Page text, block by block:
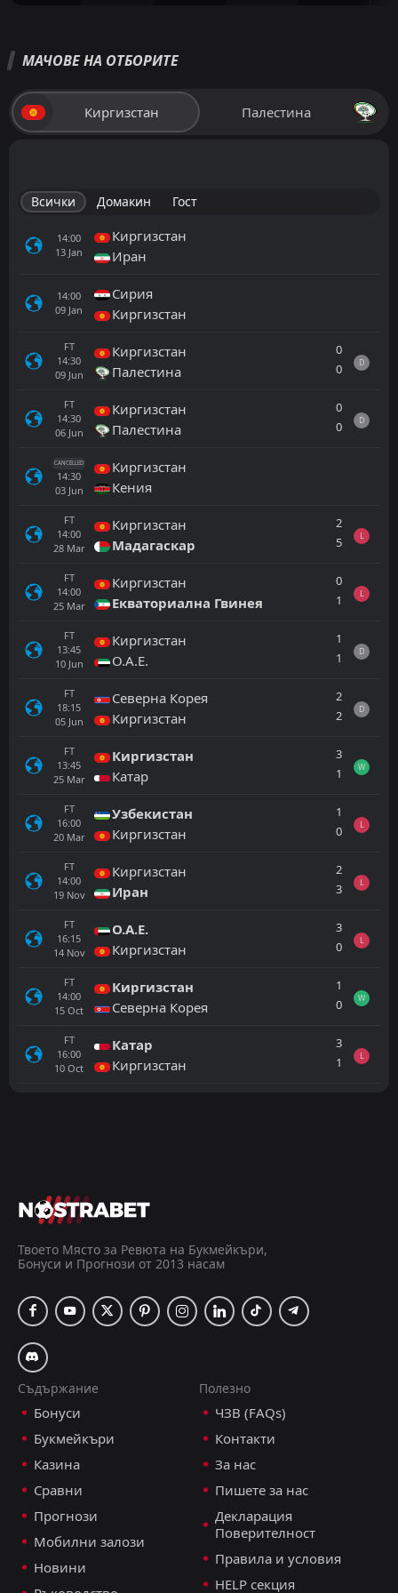
МАЧОВЕ НА ОТБОРИТЕ
Киргизстан Палестина
Всички Домакин Гост
14:00
13 Jan
Киргизстан
Иран
14:00
09 Jan
Сирия
Киргизстан
FT
14:30
09 Jun
Киргизстан
Палестина
0
0
D
FT
14:30
06 Jun
Киргизстан
Палестина
0
0
D
CANCELLED
14:30
03 Jun
Киргизстан
Кения
FT
14:00
28 Mar
Киргизстан
Мадагаскар
2
5
L
FT
14:00
25 Mar
Киргизстан
Екваториална Гвинея
0
1
L
FT
13:45
10 Jun
Киргизстан
О.А.Е.
1
1
D
FT
18:15
05 Jun
Северна Корея
Киргизстан
2
2
D
FT
13:45
25 Mar
Киргизстан
Катар
3
1
W
FT
16:00
20 Mar
Узбекистан
Киргизстан
1
0
L
FT
14:00
19 Nov
Киргизстан
Иран
2
3
L
FT
16:15
14 Nov
О.А.Е.
Киргизстан
3
0
L
FT
14:00
15 Oct
Киргизстан
Северна Корея
1
0
W
FT
16:00
10 Oct
Катар
Киргизстан
3
1
L
07 Jan
Палестина
14:30
09Jun
Палестина
FT
14:30
06
13:00
CANCELLED
31Mar
Мавритания
CANCELLED
Твоето Място за Ревюта на Букмейкъри,
Бонуси и Прогнози от 2013 насам
Съдържание
Бонуси
Букмейкъри
Казина
Сравни
Прогнози
Мобилни залози
Новини
Полезно
ЧЗВ (FAQs)
Контакти
За нас
Пишете за нас
Декларация
Поверителност
Правила и условия
HELP секция